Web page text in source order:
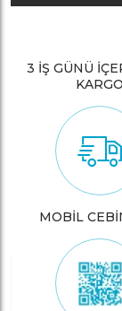
3 İŞ GÜNÜ
KARGO
MOBİL